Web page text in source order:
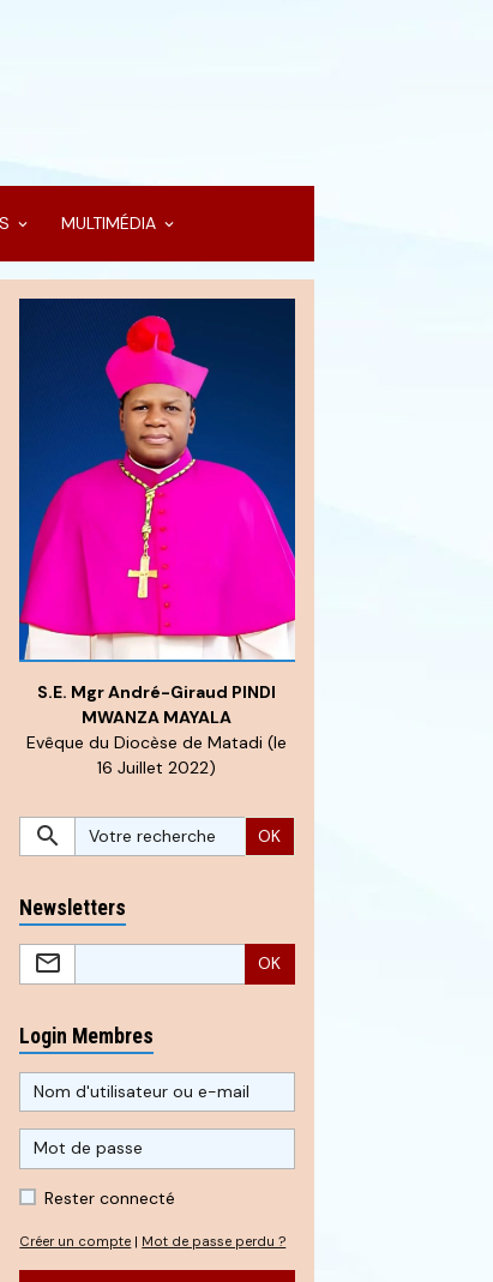
MULTIMÉDIA
S.E. Mgr André-Giraud PINDI
MWANZA MAYALA
Evêque du Diocèse de Matadi (le
16 Juillet 2022)
OK
Newsletters
OK
Login Membres
Rester connecté
Créer un compte | Mot de passe perdu ?